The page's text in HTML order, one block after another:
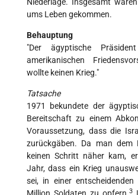
Niederlage. Insgesamt
ums Leben gekommen.
Behauptung
"Der ägyptische
amerikanischen
wollte keinen Krieg."
Tatsache
1971 bekundete der
Bereitschaft zu einem
Voraussetzung, dass die
zurückgäben. Da man dem
keinen Schritt näher kam,
Jahr, dass ein Krieg
sei, in einer
3